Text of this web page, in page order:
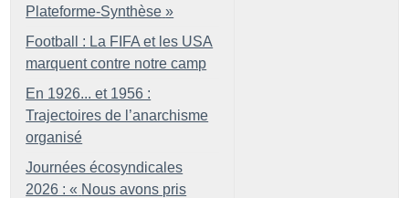
Plateforme-Synthèse »
Football : La FIFA et les USA
marquent contre notre camp
En 1926... et 1956 :
Trajectoires de l’anarchisme
organisé
Journées écosyndicales
2026 : « Nous avons pris